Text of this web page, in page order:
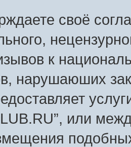
своё
к
нарушаюших
или